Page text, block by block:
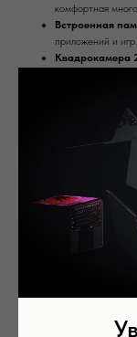
комфортная
Встроенная
приложений и игр.
Фронтальная
Аккумулятор
автономность на
Элегантный и
Современные
экраном, защита
Память: 512 Гб